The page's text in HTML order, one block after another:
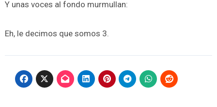
Y unas voces al fondo murmullan:
Eh, le decimos que somos 3.